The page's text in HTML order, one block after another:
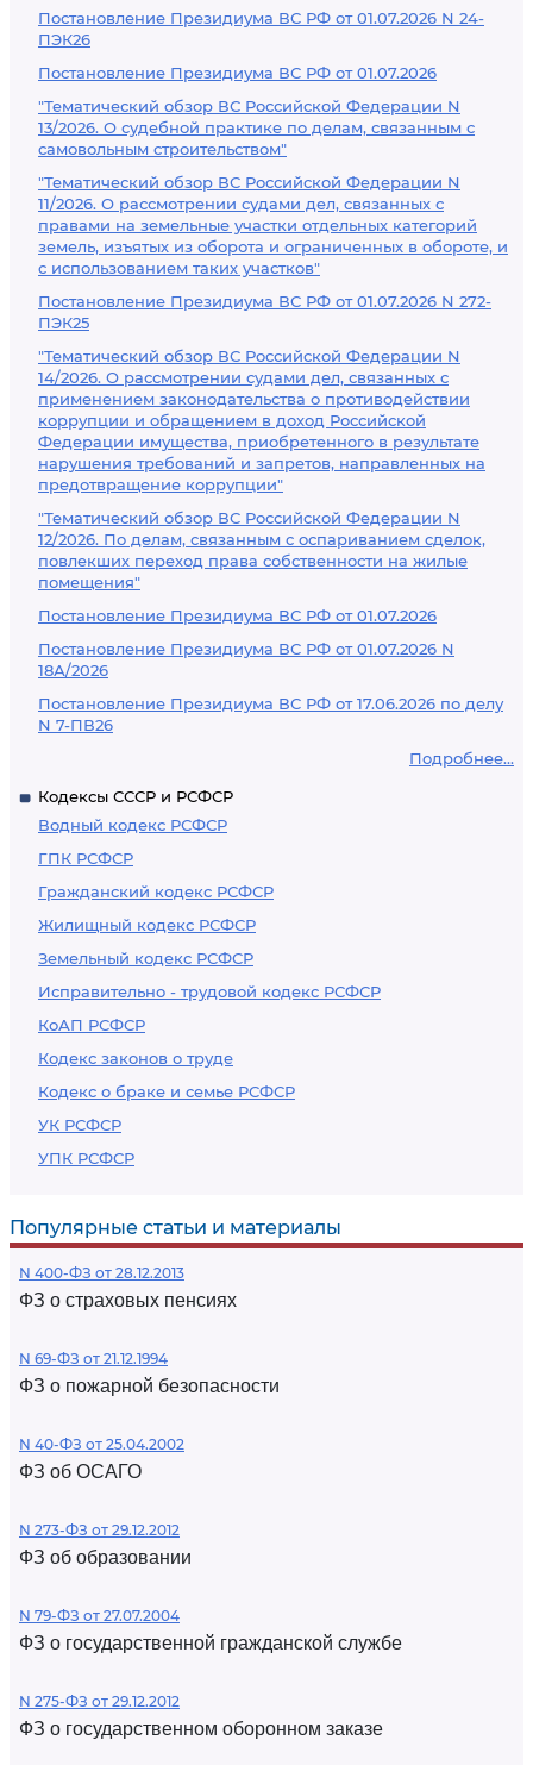
Постановление Президиума ВС РФ от 01.07.2026 N 24-
ПЭК26
Постановление Президиума ВС РФ от 01.07.2026
"Тематический обзор ВС Российской Федерации N
13/2026. О судебной практике по делам, связанным с
самовольным строительством"
"Тематический обзор ВС Российской Федерации N
11/2026. О рассмотрении судами дел, связанных с
правами на земельные участки отдельных категорий
земель, изъятых из оборота и ограниченных в обороте, и
с использованием таких участков"
Постановление Президиума ВС РФ от 01.07.2026 N 272-
ПЭК25
"Тематический обзор ВС Российской Федерации N
14/2026. О рассмотрении судами дел, связанных с
применением законодательства о противодействии
коррупции и обращением в доход Российской
Федерации имущества, приобретенного в результате
нарушения требований и запретов, направленных на
предотвращение коррупции"
"Тематический обзор ВС Российской Федерации N
12/2026. По делам, связанным с оспариванием сделок,
повлекших переход права собственности на жилые
помещения"
Постановление Президиума ВС РФ от 01.07.2026
Постановление Президиума ВС РФ от 01.07.2026 N
18А/2026
Постановление Президиума ВС РФ от 17.06.2026 по делу
N 7-ПВ26
Подробнее...
Кодексы СССР и РСФСР
Водный кодекс РСФСР
ГПК РСФСР
Гражданский кодекс РСФСР
Жилищный кодекс РСФСР
Земельный кодекс РСФСР
Исправительно - трудовой кодекс РСФСР
КоАП РСФСР
Кодекс законов о труде
Кодекс о браке и семье РСФСР
УК РСФСР
УПК РСФСР
Популярные статьи и материалы
N 400-ФЗ от 28.12.2013
ФЗ о страховых пенсиях
N 69-ФЗ от 21.12.1994
ФЗ о пожарной безопасности
N 40-ФЗ от 25.04.2002
ФЗ об ОСАГО
N 273-ФЗ от 29.12.2012
ФЗ об образовании
N 79-ФЗ от 27.07.2004
ФЗ о государственной гражданской службе
N 275-ФЗ от 29.12.2012
ФЗ о государственном оборонном заказе